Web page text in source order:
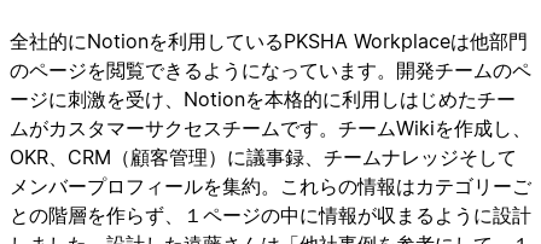
全社的にNotionを利用しているPKSHA Workplaceは他部門
のページを閲覧できるようになっています。開発チームのペ
ージに刺激を受け、Notionを本格的に利用しはじめたチー
ムがカスタマーサクセスチームです。チームWikiを作成し、
OKR、CRM（顧客管理）に議事録、チームナレッジそして
メンバープロフィールを集約。これらの情報はカテゴリーご
との階層を作らず、１ページの中に情報が収まるように設計